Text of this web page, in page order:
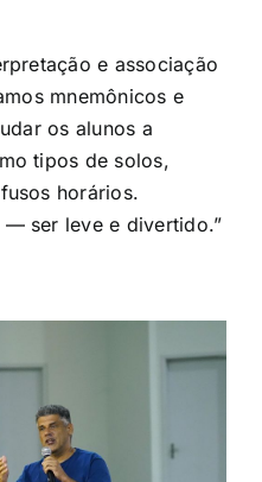
e associação
mnemônicos e
os alunos a
tipos de solos,
horários.
ser leve e divertido.”